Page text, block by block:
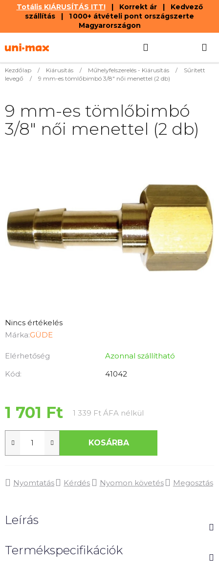
Totális KIÁRUSÍTÁS ITT!| Korrekt ár | Kedvező
szállítás | 1 000+ átvételi pont országszerte
Magyarországon
tartalomhoz
KOSÁR
Kezdőlap / Kiárusítás / Műhelyfelszerelés - Kiárusítás /
Sűrített
levegő
/ 9 mm-es tömlőbimbó 3/8" női menettel (2 db)
A
termék
értékelése
5-
csillag.
Nincs értékelés
Márka:GÜDE
Elérhetőség
Azonnal szállítható
Kód:
41042
1 701 Ft 1 339 Ft ÁFA nélkül
KOSÁRBA
Nyomtatás Kérdés Nyomon követés Megosztás
9 mm-es tömlőbimbó
3/8" női menettel (2 db)
Leírás
Termékspecifikációk